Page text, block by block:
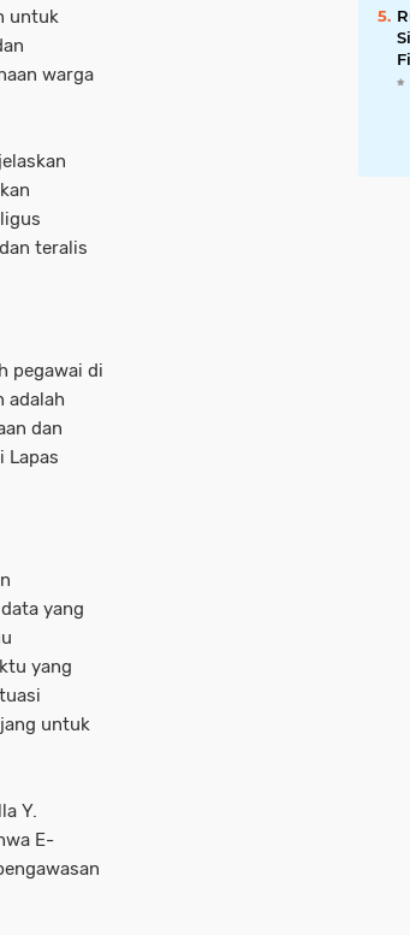
untuk
warga
teralis
pegawai di
adalah
dan
Lapas
yang
yang
untuk
Y.
E-